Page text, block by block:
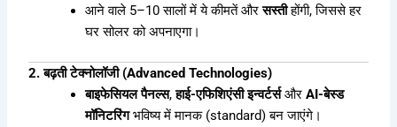
आने वाले 5–10 सालों में ये कीमतें औरसस्तीहोंगी, जिससे हर
घर सोलर को अपनाएगा।
2. बढ़ती टेक्नोलॉजी (Advanced Technologies)
बाइफेसियल पैनल्स,हाई-एफिशिएंसी इन्वर्टर्सऔरAI-बेस्ड
मॉनिटरिंगभविष्य में मानक (standard) बन जाएंगे।